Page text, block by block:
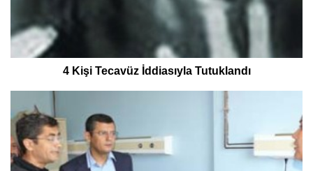
4 Kişi Tecavüz İddiasıyla Tutuklandı